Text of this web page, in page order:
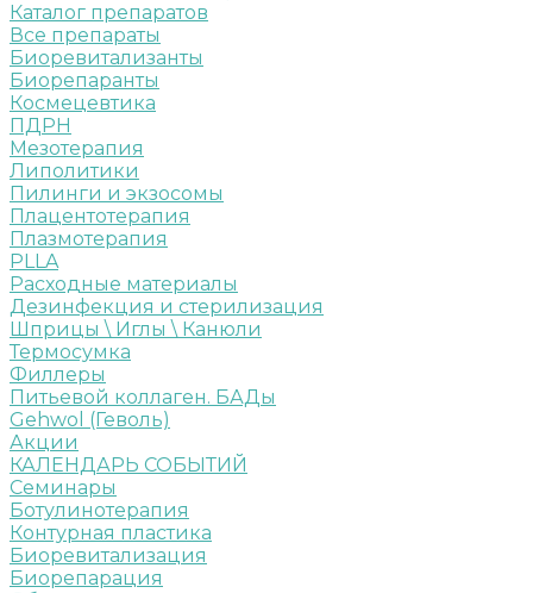
Каталог препаратов
Все препараты
Биоревитализанты
Биорепаранты
Космецевтика
ПДРН
Мезотерапия
Липолитики
Пилинги и экзосомы
Плацентотерапия
Плазмотерапия
PLLA
Расходные материалы
Дезинфекция и стерилизация
Шприцы \ Иглы \ Канюли
Термосумка
Филлеры
Питьевой коллаген. БАДы
Gehwol (Геволь)
Акции
КАЛЕНДАРЬ СОБЫТИЙ
Семинары
Ботулинотерапия
Контурная пластика
Биоревитализация
Биорепарация